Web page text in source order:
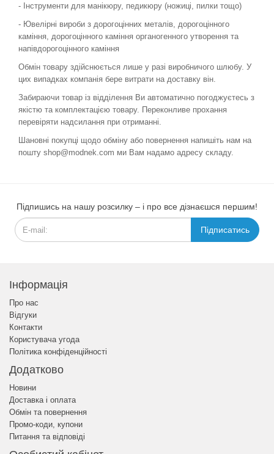
- Інструменти для манікюру, педикюру (ножиці, пилки тощо)
- Ювелірні вироби з дорогоцінних металів, дорогоцінного
каміння, дорогоцінного каміння органогенного утворення та
напівдорогоцінного каміння
Обмін товару здійснюється лише у разі виробничого шлюбу. У
цих випадках компанія бере витрати на доставку він.
Забираючи товар із відділення Ви автоматично погоджуєтесь з
якістю та комплектацією товару. Переконливе прохання
перевіряти надсилання при отриманні.
Шановні покупці щодо обміну або повернення напишіть нам на
пошту shop@modnek.com ми Вам надамо адресу складу.
Підпишись на нашу розсилку – і про все дізнаєшся першим!
Підписатись
Інформація
Про нас
Відгуки
Контакти
Користувача угода
Політика конфіденційності
Додатково
Новини
Доставка і оплата
Обмін та повернення
Промо-коди, купони
Питання та відповіді